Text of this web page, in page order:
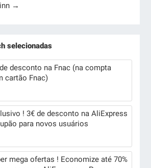
→
selecionadas
desconto na Fnac (na compta
cartão Fnac)
! 3€ de desconto na AliExpress
para novos usuários
mega ofertas ! Economize até 70%